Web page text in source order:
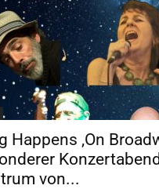
Happens ‚On
von...